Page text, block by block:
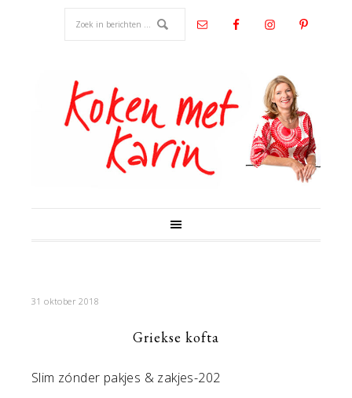
31 oktober 2018
Griekse kofta
Slim zónder pakjes & zakjes-202